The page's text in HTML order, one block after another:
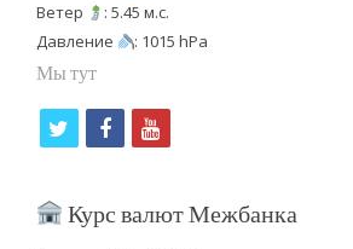
Ветер
: 5.45 м.с.
Давление
: 1015 hPa
Мы тут
i
f
c
y
u
Курс валют Межбанка